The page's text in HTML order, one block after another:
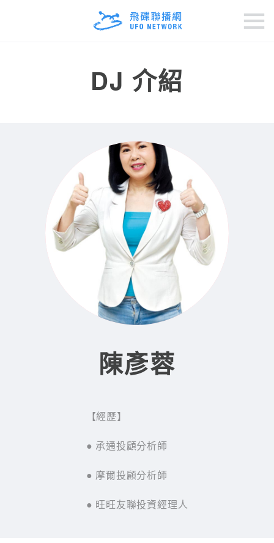
排行榜
DJ 介紹
陳彥蓉
【經歷】
● 承通投顧分析師
● 摩爾投顧分析師
● 旺旺友聯投資經理人